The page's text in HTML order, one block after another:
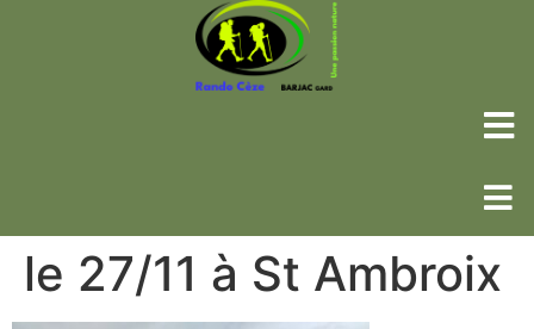
le 27/11 à St Ambroix